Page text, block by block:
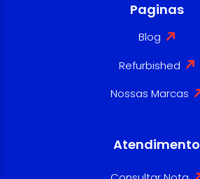
Paginas
Blog
Refurbished
Nossas Marcas
Atendimento